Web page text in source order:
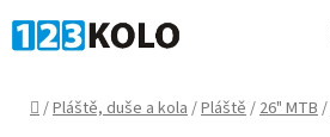
na
Domů
/Pláště, duše a kola/Pláště/26" MTB/